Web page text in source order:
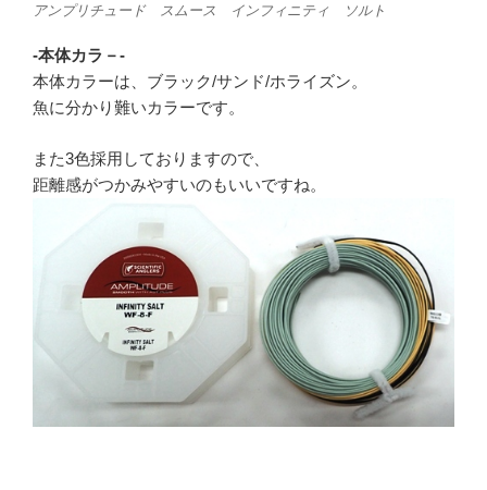
アンプリチュード スムース インフィニティ ソルト
-本体カラ－-
本体カラーは、ブラック/サンド/ホライズン。
魚に分かり難いカラーです。
また3色採用しておりますので、
距離感がつかみやすいのもいいですね。